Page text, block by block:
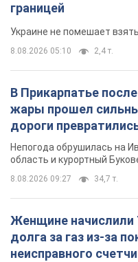
границей
Украине не помешает
8.08.2026 05:10 2,4 т.
В Прикарпатье
жары прошел
дороги
Непогода обрушилась на
область и курортный
8.08.2026 09:27 34,7 т.
Женщине начислили
долга за газ из-за
неисправного